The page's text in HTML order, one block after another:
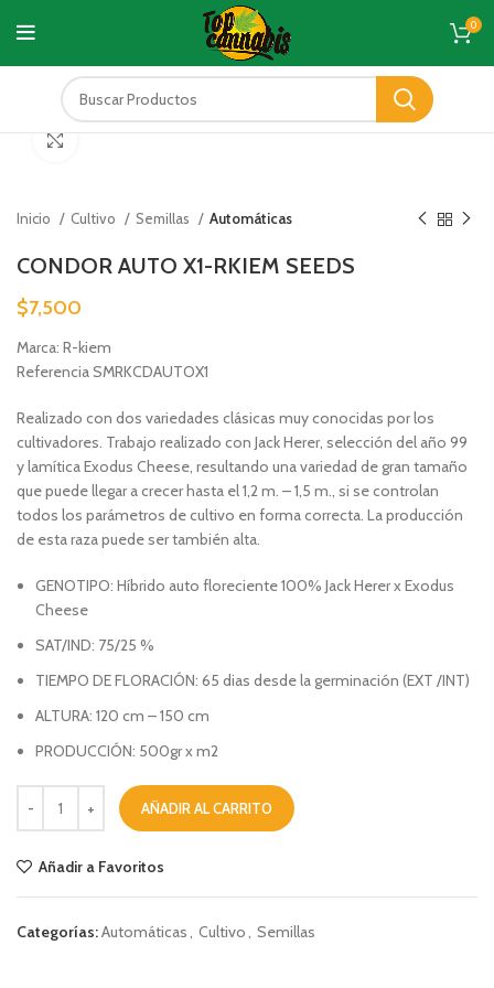
0
Inicio Cultivo Semillas Automáticas
CONDOR AUTO X1-RKIEM SEEDS
$7,500
Marca: R-kiem
Referencia SMRKCDAUTOX1
Realizado con dos variedades clásicas muy conocidas por los
cultivadores. Trabajo realizado con Jack Herer, selección del año 99
y lamítica Exodus Cheese, resultando una variedad de gran tamaño
que puede llegar a crecer hasta el 1,2 m. – 1,5 m., si se controlan
todos los parámetros de cultivo en forma correcta. La producción
de esta raza puede ser también alta.
GENOTIPO: Híbrido auto floreciente 100% Jack Herer x Exodus
Cheese
SAT/IND: 75/25 %
TIEMPO DE FLORACIÓN: 65 dias desde la germinación (EXT /INT)
ALTURA: 120 cm – 150 cm
PRODUCCIÓN: 500gr x m2
AÑADIR AL CARRITO
Añadir a Favoritos
Categorías:Automáticas, Cultivo, Semillas